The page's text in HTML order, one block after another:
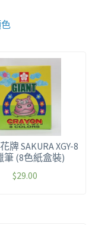
牌 SAKURA XGY-8
筆 (8色紙盒裝)
$29.00